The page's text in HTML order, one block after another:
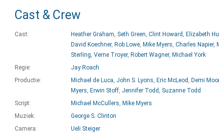
Cast & Crew
Cast: Heather Graham, Seth Green, Clint Howard , Elizabeth
David Koechner, Rob Lowe, Mike Myers, Charles Napier,
Sterling, Verne Troyer, Robert Wagner, Michael York
Regie:
Jay Roach
Productie:
Michael de Luca, John S. Lyons, Eric McLeod , Demi
Myers, Erwin Stoff, Jennifer Todd , Suzanne Todd
Script:
Michael McCullers, Mike Myers
Muziek:
George S. Clinton
Camera:
Ueli Steiger